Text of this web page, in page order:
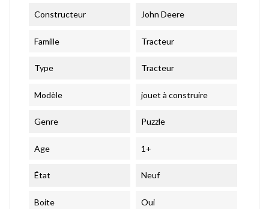
Constructeur John Deere
Famille Tracteur
Type Tracteur
Modèle jouet à construire
Genre Puzzle
Age 1+
État Neuf
Boite Oui